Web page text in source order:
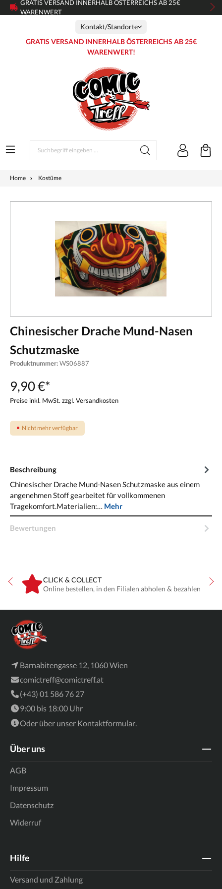
GRATIS VERSAND INNERHALB ÖSTERREICHS AB 25€
WARENWERT
Kontakt/Standorte
GRATIS VERSAND INNERHALB ÖSTERREICHS AB 25€
WARENWERT!
Home Kostüme
Chinesischer Drache Mund-Nasen
Schutzmaske
Produktnummer:WS06887
9,90 €*
Preise inkl. MwSt. zzgl. Versandkosten
Nicht mehr verfügbar
Beschreibung
Chinesischer Drache Mund-Nasen Schutzmaske aus einem
angenehmen Stoff gearbeitet für vollkommenen
Tragekomfort.Materialien:… Mehr
Bewertungen
CLICK & COLLECT
Online bestellen, in den Filialen abholen & bezahlen
Barnabitengasse 12, 1060 Wien
comictreff@comictreff.at
(+43) 01 586 76 27
9:00 bis 18:00 Uhr
Oder über unser Kontaktformular
Über uns
AGB
Impressum
Datenschutz
Widerruf
Hilfe
Versand und Zahlung